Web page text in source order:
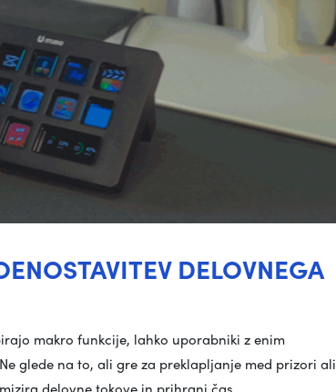
DELOVNEGA
makro funkcije, lahko uporabniki z enim
glede na to, ali gre za preklapljanje med prizori ali